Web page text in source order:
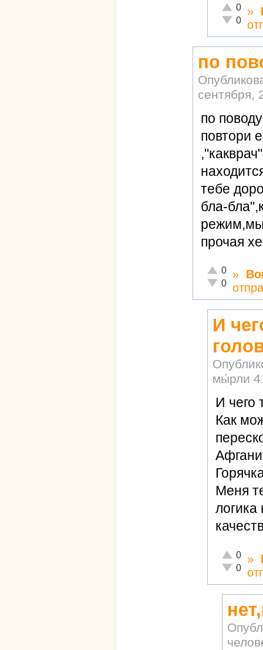
Отлично!
0
0
»
по
сентября,
по
повтори
тебе
бла-
прочая
Отлично!
0
Неадекватно!
0
»
И
мы́рли 4
И чего
Как
Меня
логика
Отлично!
0
0
»